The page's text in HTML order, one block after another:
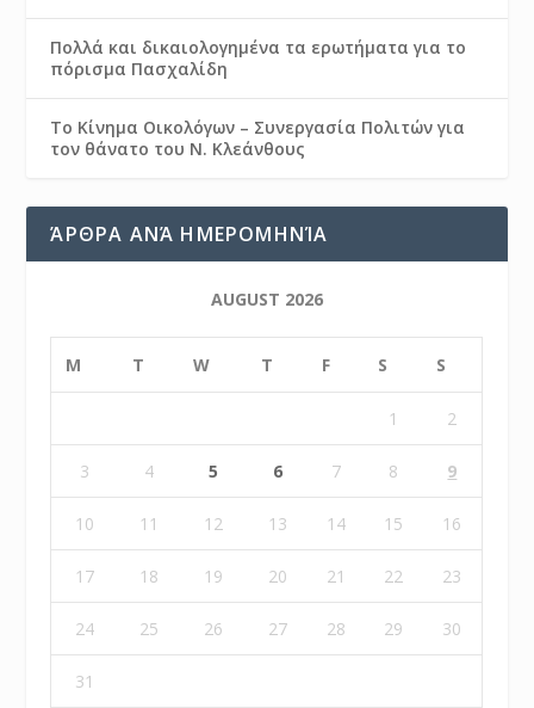
Πολλά και δικαιολογημένα τα ερωτήματα για το
πόρισμα Πασχαλίδη
Το Κίνημα Οικολόγων – Συνεργασία Πολιτών για
τον θάνατο του Ν. Κλεάνθους
ΆΡΘΡΑ ΑΝΆ ΗΜΕΡΟΜΗΝΊΑ
AUGUST 2026
M T W T F S S
1 2
3 4 5 6 7 8 9
10 11 12 13 14 15 16
17 18 19 20 21 22 23
24 25 26 27 28 29 30
31